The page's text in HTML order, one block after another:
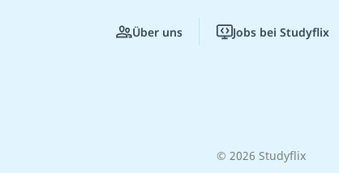
Über uns Jobs bei Studyflix
© 2026 Studyflix